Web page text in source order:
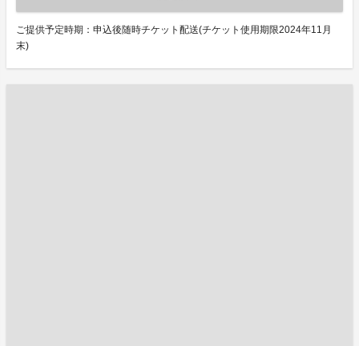
ご提供予定時期：申込後随時チケット配送(チケット使用期限2024年11月
末)